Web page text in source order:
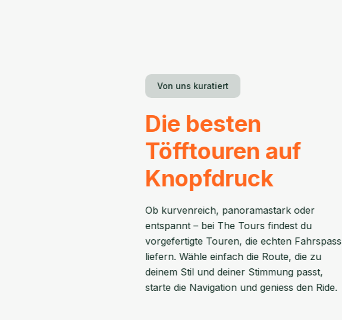
Von uns kuratiert
Die besten
Töfftouren auf
Knopfdruck
Ob kurvenreich, panoramastark oder
entspannt – bei The Tours findest du
vorgefertigte Touren, die echten Fahrspass
liefern. Wähle einfach die Route, die zu
deinem Stil und deiner Stimmung passt,
starte die Navigation und geniess den Ride.